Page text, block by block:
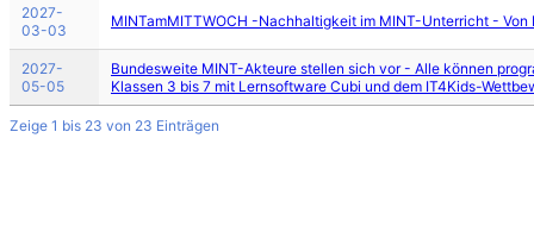
2027-
03-03
MINTamMITTWOCH -Nachhaltigkeit im MINT-Unterricht -
2027-
05-05
Bundesweite MINT-Akteure stellen sich vor - Alle können
Klassen 3 bis 7 mit Lernsoftware Cubi und dem IT4Kids-
Zeige 1 bis 23 von 23 Einträgen